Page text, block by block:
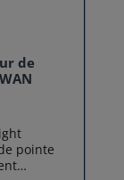
de
pointe